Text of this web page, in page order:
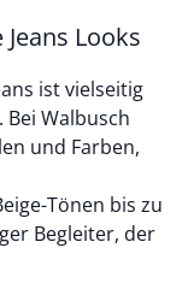
Looks
ist vielseitig
Walbusch
und Farben,
Tönen bis zu
Begleiter, der